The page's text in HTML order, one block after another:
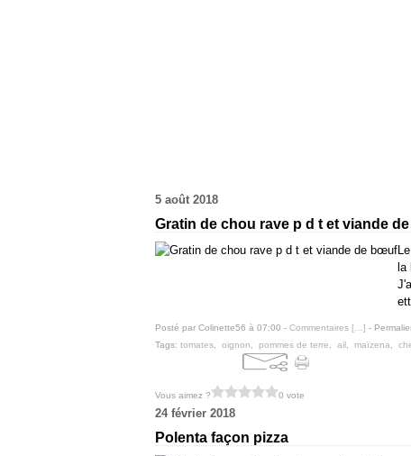
5 août 2018
Gratin de chou rave p d t et viande
Posté par Colinette56 à 07:00 - Commentaires [ ] -
Tags: tomates oignon pommes de terre ail maïzena
Vous aimez ? 0 vote
24 février 2018
Polenta façon pizza